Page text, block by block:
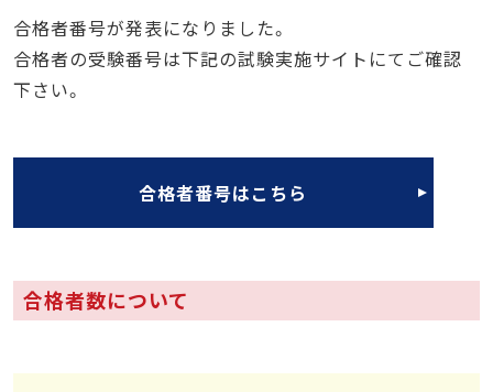
合格者番号が発表になりました。
合格者の受験番号は下記の試験実施サイトにてご確認
下さい。
合格者番号はこちら
合格者数について